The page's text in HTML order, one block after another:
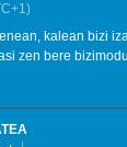
kalean bizi
zen bere